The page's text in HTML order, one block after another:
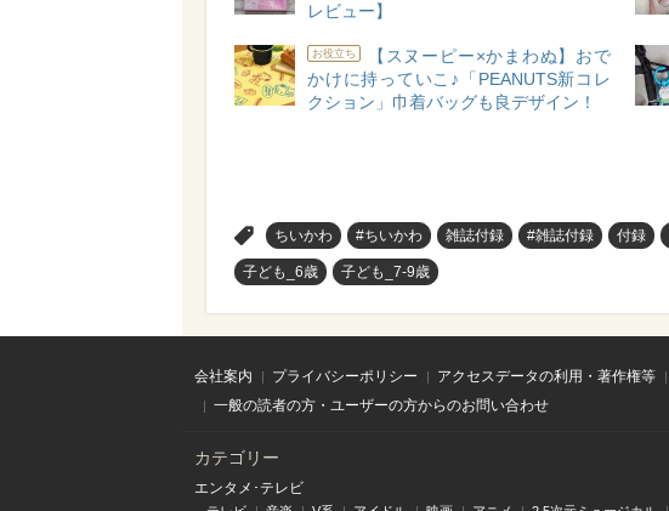
レビュー】
お役立ち
【スヌーピー×かまわぬ】おで
かけに持っていこ♪「PEANUTS新コレ
クション」巾着バッグも良デザイン！
ちいかわ #ちいかわ 雑誌付録 #雑誌付録 付録
子ども_6歳 子ども_7-9歳
会社案内 プライバシーポリシー アクセスデータの利用・著作権等
一般の読者の方・ユーザーの方からのお問い合わせ
カテゴリー
エンタメ･テレビ